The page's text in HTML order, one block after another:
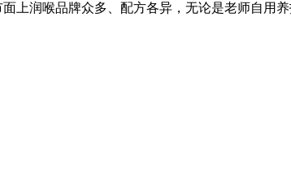
上润喉品牌众多、配方各异，无论是老师自用